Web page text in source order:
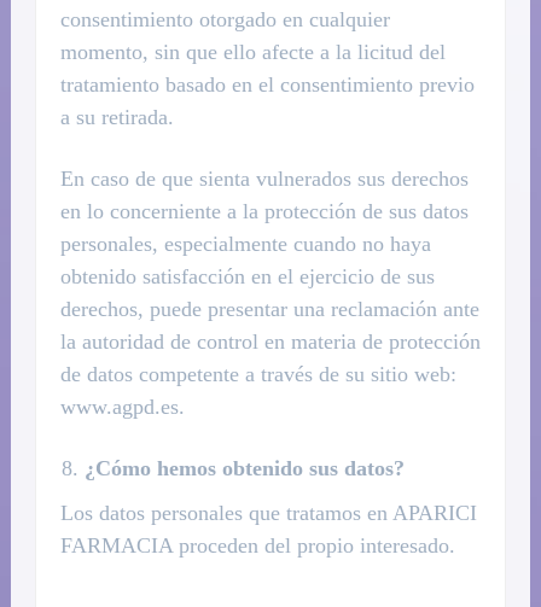
consentimiento otorgado en cualquier
momento, sin que ello afecte a la licitud del
tratamiento basado en el consentimiento previo
a su retirada.
En caso de que sienta vulnerados sus derechos
en lo concerniente a la protección de sus datos
personales, especialmente cuando no haya
obtenido satisfacción en el ejercicio de sus
derechos, puede presentar una reclamación ante
la autoridad de control en materia de protección
de datos competente a través de su sitio web:
www.agpd.es.
¿Cómo hemos obtenido sus datos?
Los datos personales que tratamos en APARICI
FARMACIA proceden del propio interesado.